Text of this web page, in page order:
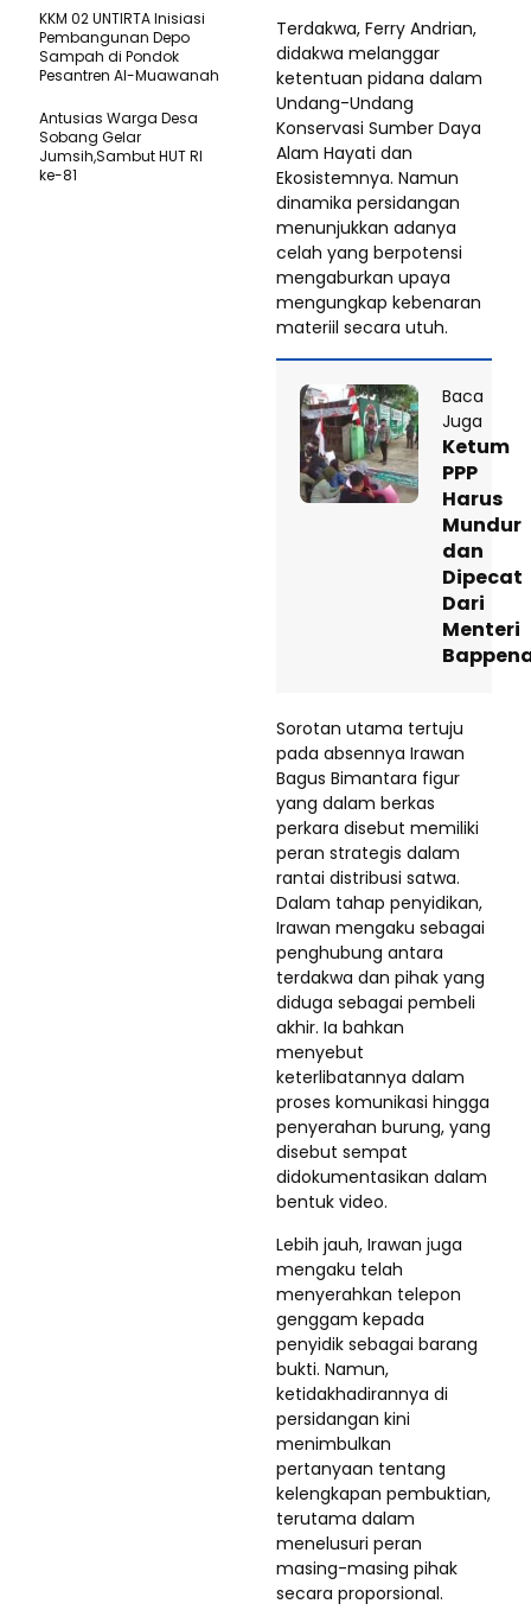
Terdakwa, Ferry Andrian,
didakwa melanggar
ketentuan pidana dalam
Undang-Undang
Konservasi Sumber Daya
Alam Hayati dan
Ekosistemnya. Namun
dinamika persidangan
menunjukkan adanya
celah yang berpotensi
mengaburkan upaya
mengungkap kebenaran
materiil secara utuh.
Baca
Juga
Ketum
PPP
Harus
Mundur
dan
Dipecat
Dari
Menteri
Sorotan utama tertuju
pada absennya Irawan
Bagus Bimantara figur
yang dalam berkas
perkara disebut memiliki
peran strategis dalam
rantai distribusi satwa.
Dalam tahap penyidikan,
Irawan mengaku sebagai
penghubung antara
terdakwa dan pihak yang
diduga sebagai pembeli
akhir. Ia bahkan
menyebut
keterlibatannya dalam
proses komunikasi hingga
penyerahan burung, yang
disebut sempat
didokumentasikan dalam
bentuk video.
Lebih jauh, Irawan juga
mengaku telah
menyerahkan telepon
genggam kepada
penyidik sebagai barang
bukti. Namun,
ketidakhadirannya di
persidangan kini
menimbulkan
pertanyaan tentang
kelengkapan pembuktian,
terutama dalam
menelusuri peran
masing-masing pihak
secara proporsional.
KKM 02 UNTIRTA Inisiasi
Pembangunan Depo
Sampah di Pondok
Pesantren Al-Muawanah
Antusias Warga Desa
Sobang Gelar
Jumsih,Sambut HUT RI
ke-81